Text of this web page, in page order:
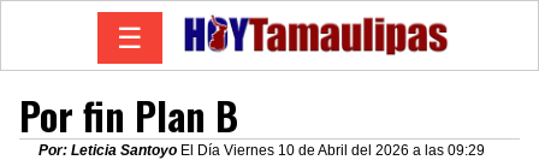
☰
Por fin Plan B
Por: Leticia Santoyo El Día Viernes 10 de Abril del 2026 a las 09:29